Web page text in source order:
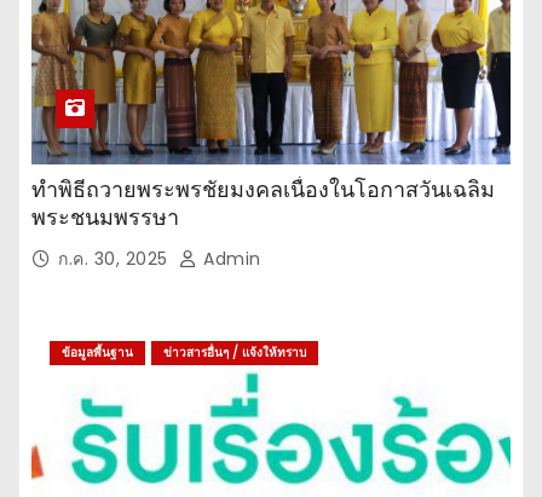
ทำพิธีถวายพระพรชัยมงคลเนื่องในโอกาสวันเฉลิม
พระชนมพรรษา
ก.ค. 30, 2025 Admin
ข้อมูลพื้นฐาน ข่าวสารอื่นๆ / แจ้งให้ทราบ